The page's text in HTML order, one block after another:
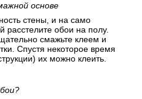
основе
стены, и на само
расстелите обои на полу.
смажьте клеем и
Спустя некоторое время
их можно клеить.